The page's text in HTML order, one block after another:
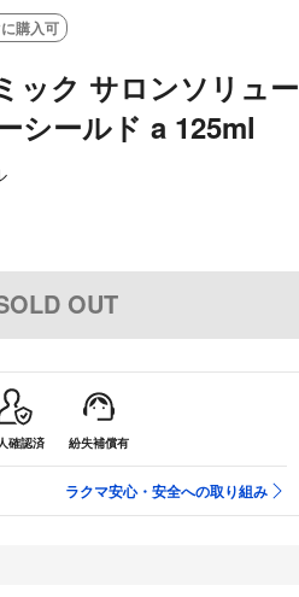
購入可
ック サロンソリュー
シールド a 125ml
OUT
確認済 紛失補償有
ラクマ安心・安全への取り組み